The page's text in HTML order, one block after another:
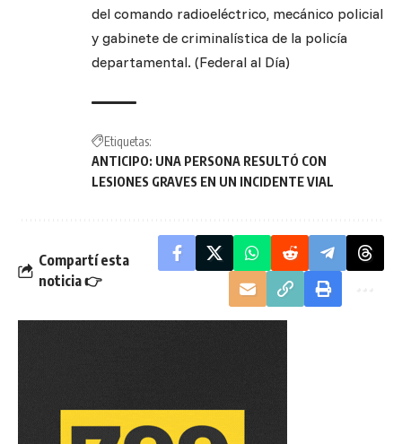
del comando radioeléctrico, mecánico policial
y gabinete de criminalística de la policía
departamental. (Federal al Día)
Etiquetas:
ANTICIPO: UNA PERSONA RESULTÓ CON
LESIONES GRAVES EN UN INCIDENTE VIAL
Compartí esta
noticia 👉